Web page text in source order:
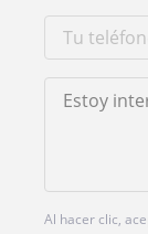
Al hacer clic,